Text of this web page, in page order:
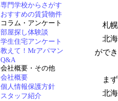
専門学校からさがす
おすすめの賃貸物件
コラム・アンケート
部屋探し体験談
学生住宅アンケート
教えて！Mrアパマン
Q&A
会社概要・その他
会社概要
個人情報保護方針
スタッフ紹介
札幌
北海
ができ
まず
北海